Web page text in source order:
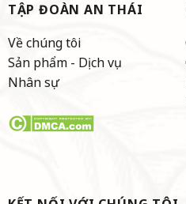
TẬP ĐOÀN AN THÁI
Về chúng tôi
Sản phẩm - Dịch vụ
Nhân sự